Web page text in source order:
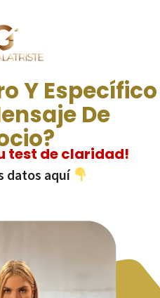
Y Específico
De
test de claridad!
datos aquí